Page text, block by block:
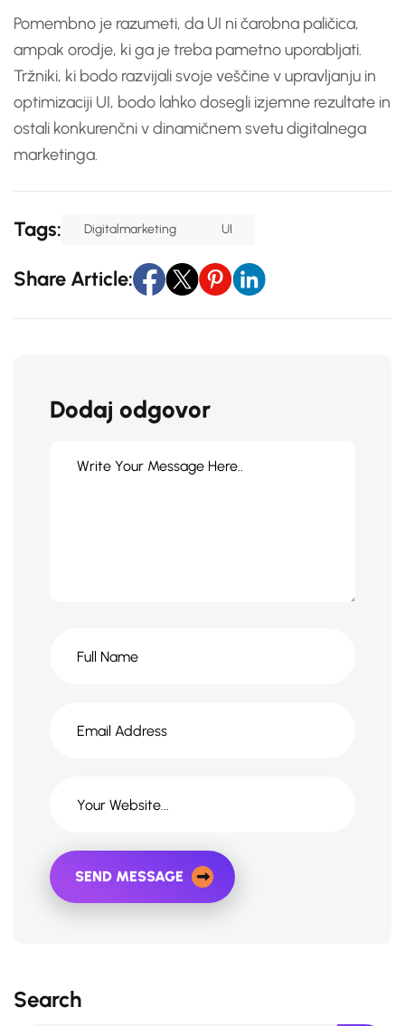
Pomembno je razumeti, da UI ni čarobna paličica,
ampak orodje, ki ga je treba pametno uporabljati.
Tržniki, ki bodo razvijali svoje veščine v upravljanju in
optimizaciji UI, bodo lahko dosegli izjemne rezultate in
ostali konkurenčni v dinamičnem svetu digitalnega
marketinga.
Tags: Digitalmarketing UI
Share Article:
Dodaj odgovor
SEND MESSAGE
Search